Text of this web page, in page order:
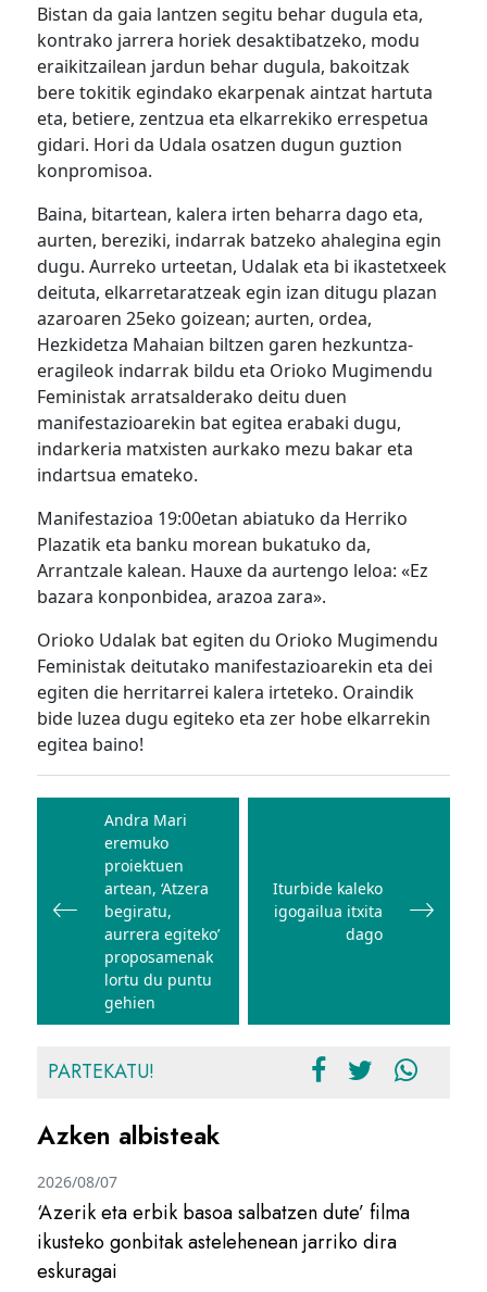
Bistan da gaia lantzen segitu behar dugula eta,
kontrako jarrera horiek desaktibatzeko, modu
eraikitzailean jardun behar dugula, bakoitzak
bere tokitik egindako ekarpenak aintzat hartuta
eta, betiere, zentzua eta elkarrekiko errespetua
gidari. Hori da Udala osatzen dugun guztion
konpromisoa.
Baina, bitartean, kalera irten beharra dago eta,
aurten, bereziki, indarrak batzeko ahalegina egin
dugu. Aurreko urteetan, Udalak eta bi ikastetxeek
deituta, elkarretaratzeak egin izan ditugu plazan
azaroaren 25eko goizean; aurten, ordea,
Hezkidetza Mahaian biltzen garen hezkuntza-
eragileok indarrak bildu eta Orioko Mugimendu
Feministak arratsalderako deitu duen
manifestazioarekin bat egitea erabaki dugu,
indarkeria matxisten aurkako mezu bakar eta
indartsua emateko.
Manifestazioa 19:00etan abiatuko da Herriko
Plazatik eta banku morean bukatuko da,
Arrantzale kalean. Hauxe da aurtengo leloa: «Ez
bazara konponbidea, arazoa zara».
Orioko Udalak bat egiten du Orioko Mugimendu
Feministak deitutako manifestazioarekin eta dei
egiten die herritarrei kalera irteteko. Oraindik
bide luzea dugu egiteko eta zer hobe elkarrekin
egitea baino!
Bidalketetan
zehar
nabigatu
Andra Mari
eremuko
proiektuen
artean, ‘Atzera
begiratu,
aurrera egiteko’
proposamenak
lortu du puntu
gehien
Iturbide kaleko
igogailua itxita
dago
PARTEKATU!
Azken albisteak
‘Azerik eta erbik basoa salbatzen dute’ filma
ikusteko gonbitak astelehenean jarriko dira
eskuragai
2026/08/07